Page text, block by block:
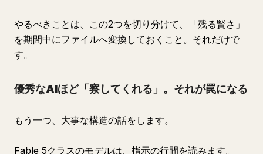
やるべきことは、この2つを切り分けて、「残る賢さ」
を期間中にファイルへ変換しておくこと。それだけで
す。
優秀なAIほど「察してくれる」。それが罠になる
もう一つ、大事な構造の話をします。
Fable 5クラスのモデルは、指示の行間を読みます。